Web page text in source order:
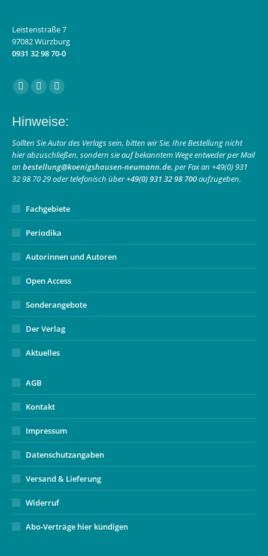
Leistenstraße 7
97082 Würzburg
0931 32 98 70-0
Finden Sie uns auf:
Facebook
opens
in
new
window
Instagram
opens
in
new
window
E-
page
opens
in
new
window
Hinweise:
Sollten Sie Autor des Verlags sein, bitten wir Sie, Ihre Bestellung nicht
hier abzuschließen, sondern sie auf bekanntem Wege entweder per Mail
an bestellung@koenigshausen-neumann.de, per Fax an +49(0) 931
32 98 70 29 oder telefonisch über+49(0) 931 32 98 700aufzugeben.
Fachgebiete
Periodika
Autorinnen und Autoren
Open Access
Sonderangebote
Der Verlag
Aktuelles
AGB
Kontakt
Impressum
Datenschutzangaben
Versand & Lieferung
Widerruf
Abo-Verträge hier kündigen